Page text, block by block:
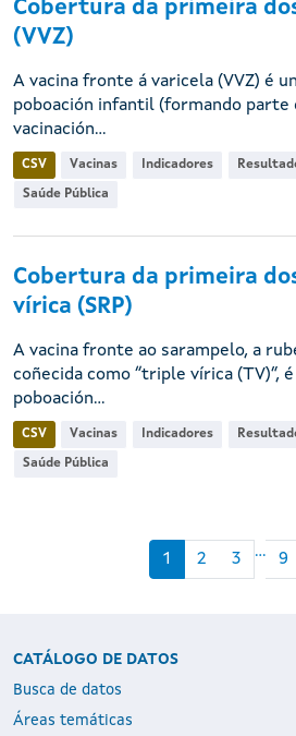
Cobertura da primeira
(VVZ)
A vacina fronte á varicela (VVZ) é
poboación infantil (formando parte
vacinación...
CSV Vacinas Indicadores
Saúde Pública
Cobertura da primeira
vírica (SRP)
A vacina fronte ao sarampelo, a
coñecida como “triple vírica (TV)”,
poboación...
CSV Vacinas Indicadores
Saúde Pública
1 2 3 ... 9
CATÁLOGO DE DATOS
Busca de datos
Áreas temáticas